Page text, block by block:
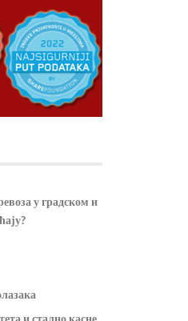
у градском и